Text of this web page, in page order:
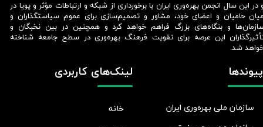
لینک‌های کاربردی
خانه
پیوندها
سازمان ملی بهره‌وری ایران
در این سال انجمن بهره‌وری ایران با برخورداری از شبکه و ارتباطات مؤثر و پویا در
حامیان و اعضای خود، مشاور و تصمیم‌سازی برای عموم سیاستگذاران و
و بنگاه‌های بزرگ فراهم خواهد کرد و همچنین در بین نخبگان و
این عرصه برای تقویت فرهنگ بهره‌وری در سطح جامعه شناخته
شد.​​​​​​​